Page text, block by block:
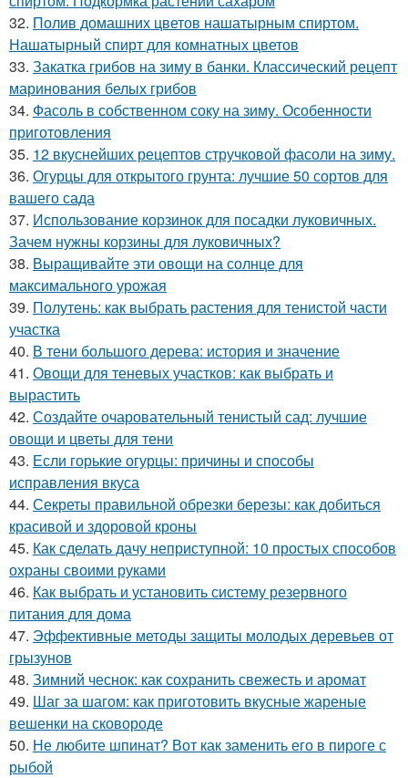
32. Полив домашних цветов нашатырным спиртом.
Нашатырный спирт для комнатных цветов
33. Закатка грибов на зиму в банки. Классический рецепт
маринования белых грибов
34. Фасоль в собственном соку на зиму. Особенности
приготовления
35. 12 вкуснейших рецептов стручковой фасоли на зиму.
36. Огурцы для открытого грунта: лучшие 50 сортов для
вашего сада
37. Использование корзинок для посадки луковичных.
Зачем нужны корзины для луковичных?
38. Выращивайте эти овощи на солнце для
максимального урожая
39. Полутень: как выбрать растения для тенистой части
участка
40. В тени большого дерева: история и значение
41. Овощи для теневых участков: как выбрать и
вырастить
42. Создайте очаровательный тенистый сад: лучшие
овощи и цветы для тени
43. Если горькие огурцы: причины и способы
исправления вкуса
44. Секреты правильной обрезки березы: как добиться
красивой и здоровой кроны
45. Как сделать дачу неприступной: 10 простых способов
охраны своими руками
46. Как выбрать и установить систему резервного
питания для дома
47. Эффективные методы защиты молодых деревьев от
грызунов
48. Зимний чеснок: как сохранить свежесть и аромат
49. Шаг за шагом: как приготовить вкусные жареные
вешенки на сковороде
50. Не любите шпинат? Вот как заменить его в пироге с
рыбой